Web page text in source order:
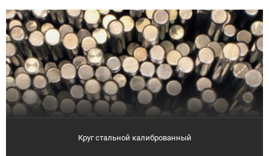
Круг стальной калиброванный